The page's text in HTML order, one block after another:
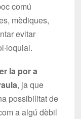
comú
mèdiques,
evitar
la por a
, ja que
possibilitat de
a algú dèbil